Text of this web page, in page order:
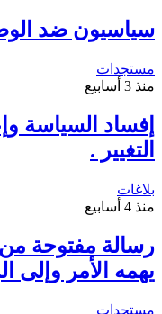
سياسيون ضد
مستجدات
منذ 3 أسابيع
إفساد السياسة
التغيير .
بلاغات
منذ 4 أسابيع
رسالة مفتوحة
يهمه الأمر وإلى
مستجدات